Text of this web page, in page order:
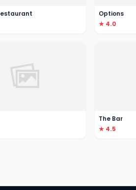
Options
★ 4.0
The Bar
★ 4.5